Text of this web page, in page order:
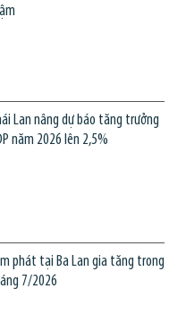
Lan nâng dự báo tăng trưởng
năm 2026 lên 2,5%
phát tại Ba Lan gia tăng trong
7/2026